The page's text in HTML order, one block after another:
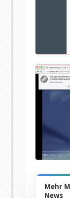
Mehr
News